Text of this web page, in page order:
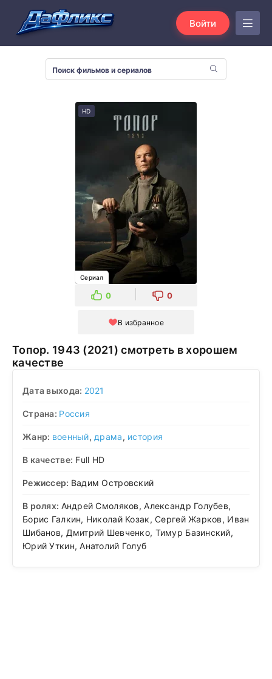
Войти
HD
Сериал
0 0
В избранное
Топор. 1943 (2021) смотреть в хорошем
качестве
Дата выхода: 2021
Страна: Россия
Жанр: военный, драма, история
В качестве: Full HD
Режиссер: Вадим Островский
В ролях: Андрей Смоляков, Александр Голубев,
Борис Галкин, Николай Козак, Сергей Жарков, Иван
Шибанов, Дмитрий Шевченко, Тимур Базинский,
Юрий Уткин, Анатолий Голуб